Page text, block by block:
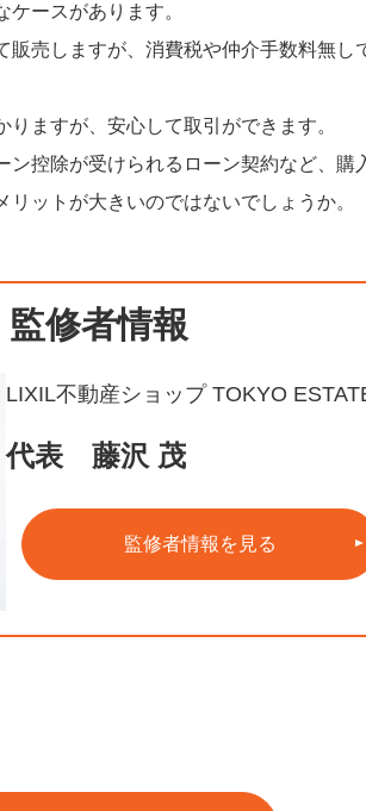
ースがあります。
売しますが、消費税や仲介手数料無
ますが、安心して取引ができます。
控除が受けられるローン契約など、購
ットが大きいのではないでしょうか。
監修者情報
LIXIL不動産ショップ TOKYO
代表 藤沢 茂
監修者情報を見る